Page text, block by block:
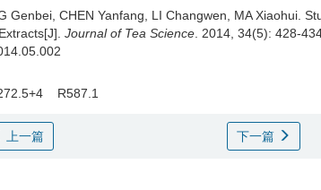
Genbei, CHEN Yanfang, LI Changwen, MA Xiaohui.
Journal of Tea Science . 2014, 34(5): 428-
R587.1
上一篇 下一篇